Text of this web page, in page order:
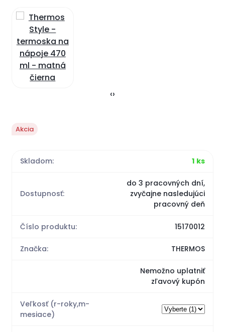
‹›
Akcia
Skladom: 1 ks
Dostupnosť:
do 3 pracovných dní,
zvyčajne nasledujúci
pracovný deň
Číslo produktu: 15170012
Značka: THERMOS
Nemožno uplatniť
zľavový kupón
Veľkosť (r-roky,m-
mesiace)